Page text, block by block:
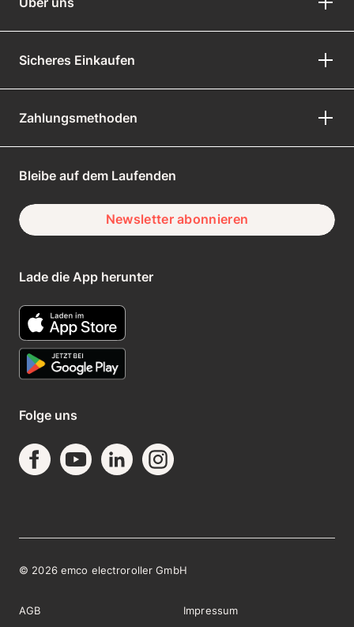
Zahlungsmethoden
Sicheres Einkaufen
Bleibe auf dem Laufenden
Newsletter abonnieren
Lade die App herunter
Folge uns
© 2026 emco electroroller GmbH
AGB Impressum